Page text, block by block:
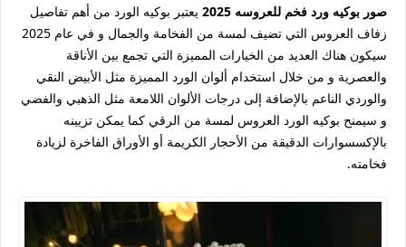
صور بوكيه ورد فخم للعروسه 2025
يعتبر بوكيه الورد من أهم تفاصيل
زفاف العروس التي تضيف لمسة من الفخامة والجمال و في عام 2025
سيكون هناك العديد من الخيارات المميزة التي تجمع بين الأناقة
والعصرية و من خلال استخدام ألوان الورد المميزة مثل الأبيض النقي
والوردي الناعم بالإضافة إلى درجات الألوان اللامعة مثل الذهبي والفضي
و سيمنح بوكيه الورد العروس لمسة من الرقي كما يمكن تزيينه
بالإكسسوارات الدقيقة من الأحجار الكريمة أو الأوراق الفاخرة لزيادة
فخامته.